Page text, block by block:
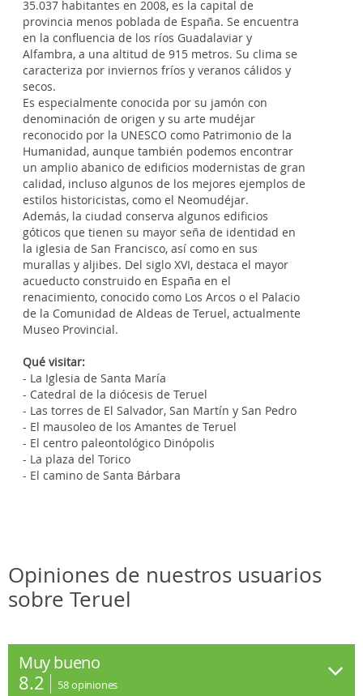
35.037 habitantes en 2008, es la capital de
provincia menos poblada de España. Se encuentra
en la confluencia de los ríos Guadalaviar y
Alfambra, a una altitud de 915 metros. Su clima se
caracteriza por inviernos fríos y veranos cálidos y
secos.
Es especialmente conocida por su jamón con
denominación de origen y su arte mudéjar
reconocido por la UNESCO como Patrimonio de la
Humanidad, aunque también podemos encontrar
un amplio abanico de edificios modernistas de gran
calidad, incluso algunos de los mejores ejemplos de
estilos historicistas, como el Neomudéjar.
Además, la ciudad conserva algunos edificios
góticos que tienen su mayor seña de identidad en
la iglesia de San Francisco, así como en sus
murallas y aljibes. Del siglo XVI, destaca el mayor
acueducto construido en España en el
renacimiento, conocido como Los Arcos o el Palacio
de la Comunidad de Aldeas de Teruel, actualmente
Museo Provincial.
Qué visitar:
- La Iglesia de Santa María
- Catedral de la diócesis de Teruel
- Las torres de El Salvador, San Martín y San Pedro
- El mausoleo de los Amantes de Teruel
- El centro paleontológico Dinópolis
- La plaza del Torico
- El camino de Santa Bárbara
Opiniones de nuestros usuarios
sobre Teruel
Muy bueno
8.2 58opiniones